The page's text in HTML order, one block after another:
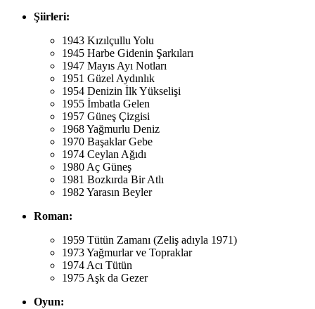
Şiirleri:
1943 Kızılçullu Yolu
1945 Harbe Gidenin Şarkıları
1947 Mayıs Ayı Notları
1951 Güzel Aydınlık
1954 Denizin İlk Yükselişi
1955 İmbatla Gelen
1957 Güneş Çizgisi
1968 Yağmurlu Deniz
1970 Başaklar Gebe
1974 Ceylan Ağıdı
1980 Aç Güneş
1981 Bozkırda Bir Atlı
1982 Yarasın Beyler
Roman:
1959 Tütün Zamanı (Zeliş adıyla 1971)
1973 Yağmurlar ve Topraklar
1974 Acı Tütün
1975 Aşk da Gezer
Oyun: